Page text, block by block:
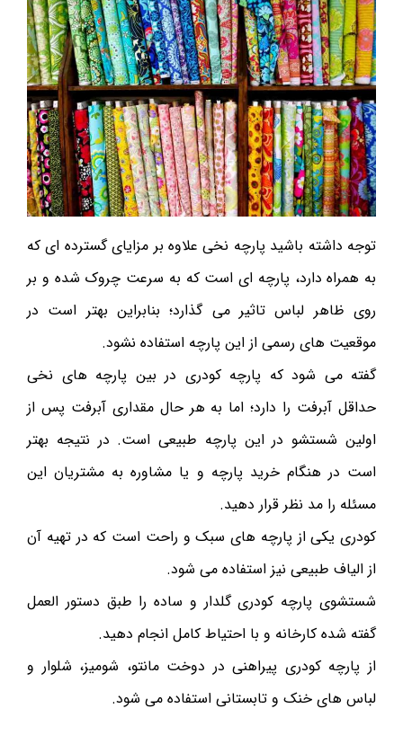
توجه داشته باشید پارچه نخی علاوه بر مزایای گسترده ای که
به همراه دارد، پارچه ای است که به سرعت چروک شده و بر
روی ظاهر لباس تاثیر می گذارد؛ بنابراین بهتر است در
موقعیت های رسمی از این پارچه استفاده نشود.
گفته می شود که پارچه کودری در بین پارچه های نخی
حداقل آبرفت را دارد؛ اما به هر حال مقداری آبرفت پس از
اولین شستشو در این پارچه طبیعی است. در نتیجه بهتر
است در هنگام خرید پارچه و یا مشاوره به مشتریان این
مسئله را مد نظر قرار دهید.
کودری یکی از پارچه های سبک و راحت است که در تهیه آن
از الیاف طبیعی نیز استفاده می شود.
شستشوی پارچه کودری گلدار و ساده را طبق دستور العمل
گفته شده کارخانه و با احتیاط کامل انجام دهید.
از پارچه کودری پیراهنی در دوخت مانتو، شومیز، شلوار و
لباس های خنک و تابستانی استفاده می شود.